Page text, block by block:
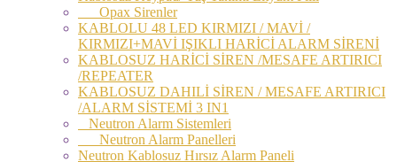
Opax Sirenler
KABLOLU 48 LED KIRMIZI / MAVİ /
KIRMIZI+MAVİ IŞIKLI HARİCİ ALARM SİRENİ
KABLOSUZ HARİCİ SİREN /MESAFE ARTIRICI
/REPEATER
KABLOSUZ DAHILİ SİREN / MESAFE ARTIRICI
/ALARM SİSTEMİ 3 IN1
Neutron Alarm Sistemleri
Neutron Alarm Panelleri
Neutron Kablosuz Hırsız Alarm Paneli